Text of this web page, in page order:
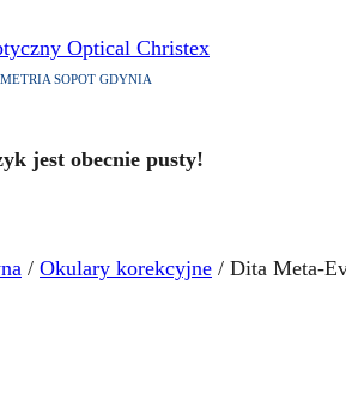
SOPOT GDYNIA
jest obecnie pusty!
/ Okulary korekcyjne / Dita Meta-